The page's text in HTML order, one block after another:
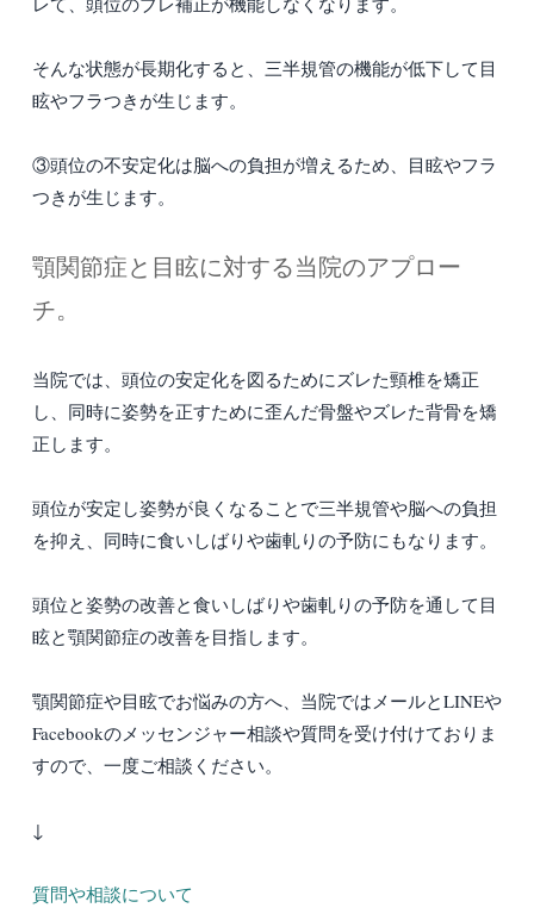
そんな状態が長期化すると、三半規管の機能が低下して目
眩やフラつきが生じます。
③頭位の不安定化は脳への負担が増えるため、目眩やフラ
つきが生じます。
顎関節症と目眩に対する当院のアプロー
チ。
当院では、頭位の安定化を図るためにズレた頸椎を矯正
し、同時に姿勢を正すために歪んだ骨盤やズレた背骨を矯
正します。
頭位が安定し姿勢が良くなることで三半規管や脳への負担
を抑え、同時に食いしばりや歯軋りの予防にもなります。
頭位と姿勢の改善と食いしばりや歯軋りの予防を通して目
眩と顎関節症の改善を目指します。
顎関節症や目眩でお悩みの方へ、当院ではメールとLINEや
Facebookのメッセンジャー相談や質問を受け付けておりま
すので、一度ご相談ください。
↓
質問や相談について